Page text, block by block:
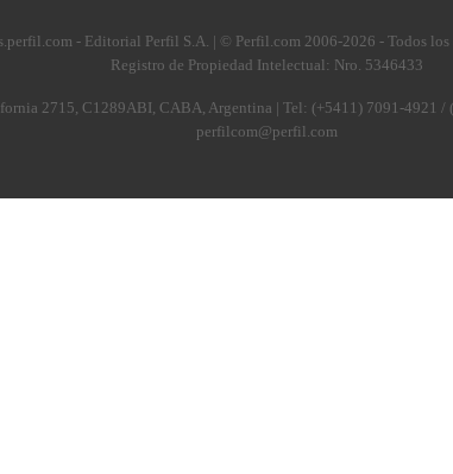
- Editorial Perfil S.A. | © Perfil.com 2006-2026 - Todos los
Registro de Propiedad Intelectual: Nro. 5346433
2715, C1289ABI, CABA, Argentina | Tel: (+5411) 7091-4921 /
perfilcom@perfil.com